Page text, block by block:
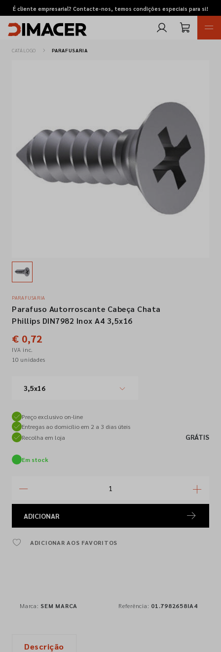
É cliente empresarial? Contacte-nos, temos condições especiais para si!
Retomas
Pedidos de cotação
Contactos
Siga-nos nas redes sociais
CATÁLOGO PARAFUSARIA
PARAFUSARIA
Parafuso Autorroscante Cabeça Chata
Phillips DIN7982 Inox A4 3,5x16
€ 0,72
IVA inc.
10 unidades
3,5x16
Preço exclusivo on-line
Entregas ao domicílio em 2 a 3 dias úteis
Recolha em loja
GRÁTIS
Em stock
ADICIONAR
ADICIONAR AOS FAVORITOS
Marca: SEM MARCA Referência: 01.7982658IA4
Descrição